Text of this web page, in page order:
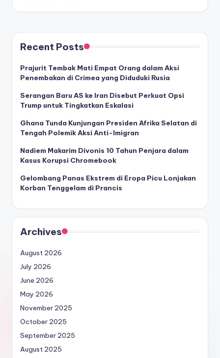
Recent Posts
Prajurit Tembak Mati Empat Orang dalam Aksi
Penembakan di Crimea yang Diduduki Rusia
Serangan Baru AS ke Iran Disebut Perkuat Opsi
Trump untuk Tingkatkan Eskalasi
Ghana Tunda Kunjungan Presiden Afrika Selatan di
Tengah Polemik Aksi Anti-Imigran
Nadiem Makarim Divonis 10 Tahun Penjara dalam
Kasus Korupsi Chromebook
Gelombang Panas Ekstrem di Eropa Picu Lonjakan
Korban Tenggelam di Prancis
Archives
August 2026
July 2026
June 2026
May 2026
November 2025
October 2025
September 2025
August 2025